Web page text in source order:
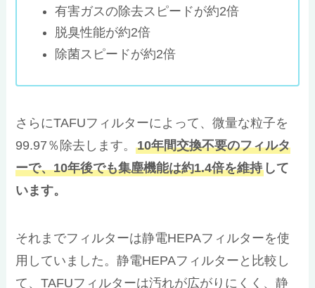
有害ガスの除去スピードが約2倍
脱臭性能が約2倍
除菌スピードが約2倍
さらにTAFUフィルターによって、微量な粒子を
99.97％除去します。10年間交換不要のフィルタ
ーで、10年後でも集塵機能は約1.4倍を維持 して
います。
それまでフィルターは静電HEPAフィルターを使
用していました。静電HEPAフィルターと比較し
て、TAFUフィルターは汚れが広がりにくく、静